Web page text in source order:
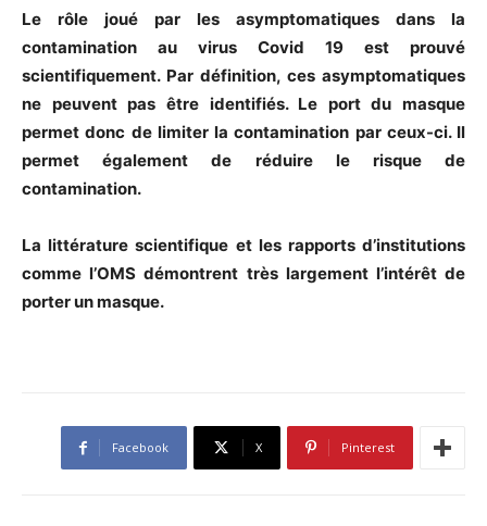
Le rôle joué par les asymptomatiques dans la
contamination au virus Covid 19 est prouvé
scientifiquement. Par définition, ces asymptomatiques
ne peuvent pas être identifiés. Le port du masque
permet donc de limiter la contamination par ceux-ci. Il
permet également de réduire le risque de
contamination.
La littérature scientifique et les rapports d’institutions
comme l’OMS démontrent très largement l’intérêt de
porter un masque.
Facebook X Pinterest